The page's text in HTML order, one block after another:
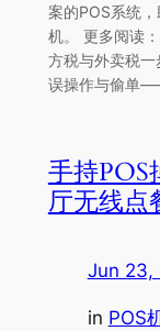
案的POS系统
机。 更多阅读
方税与外卖税
误操作与偷单
手持POS
厅无线点
Jun 23,
in POS